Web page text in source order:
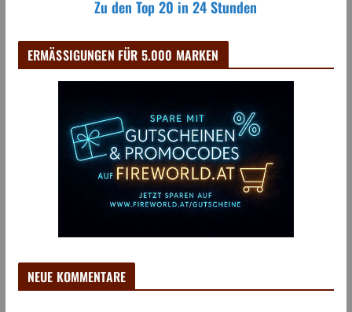
Zu den Top 20 in 24 Stunden
ERMÄSSIGUNGEN FÜR 5.000 MARKEN
NEUE KOMMENTARE